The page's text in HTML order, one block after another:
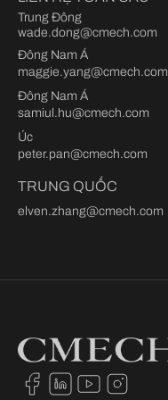
Trung Đông
wade.dong@cmech.com
Đông Nam Á
maggie.yang@cmech.com
Đông Nam Á
samiul.hu@cmech.com
Úc
peter.pan@cmech.com
TRUNG QUỐC
elven.zhang@cmech.com